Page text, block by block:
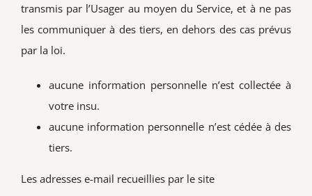
transmis par l’Usager au moyen du Service, et à ne pas
les communiquer à des tiers, en dehors des cas prévus
par la loi.
aucune information personnelle n’est collectée à
votre insu.
aucune information personnelle n’est cédée à des
tiers.
Les adresses e-mail recueillies par le site